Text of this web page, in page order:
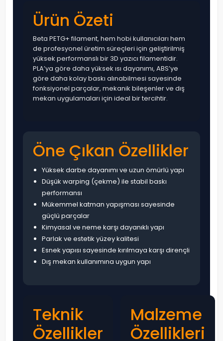
Ürün Özeti
Beta PETG+ filament, hem hobi kullanıcıları hem
de profesyonel üretim süreçleri için geliştirilmiş
yüksek performanslı bir 3D yazıcı filamentidir.
PLA’ya göre daha yüksek ısı dayanımı, ABS’ye
göre daha kolay baskı alınabilmesi sayesinde
fonksiyonel parçalar, mekanik bileşenler ve dış
mekan uygulamaları için ideal bir tercihtir.
Öne Çıkan Özellikler
Yüksek darbe dayanımı ve uzun ömürlü yapı
Düşük warping (çekme) ile stabil baskı
performansı
Mükemmel katman yapışması sayesinde
güçlü parçalar
Kimyasal ve neme karşı dayanıklı yapı
Parlak ve estetik yüzey kalitesi
Esnek yapısı sayesinde kırılmaya karşı dirençli
Dış mekan kullanımına uygun yapı
Teknik
Özellikler
Malzeme
Özellikleri